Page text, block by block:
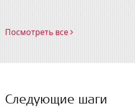
Посмотреть все
Следующие шаги